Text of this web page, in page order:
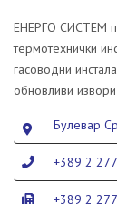
ЕНЕРГО СИСТЕМ
термотехнички
гасоводни
обновливи извори
Булевар
+389 2
+389 2